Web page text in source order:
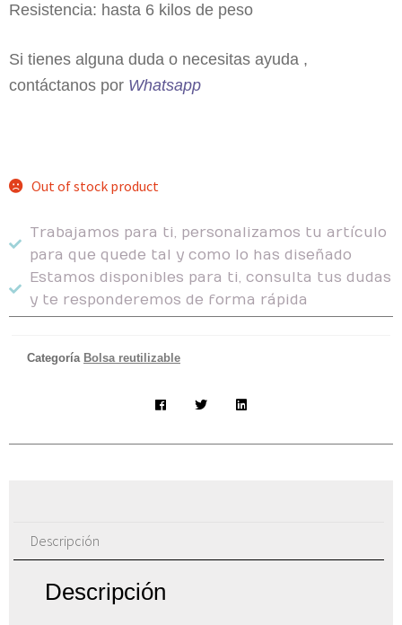
Resistencia: hasta 6 kilos de peso
Si tienes alguna duda o necesitas ayuda ,
contáctanos por Whatsapp
Out of stock product
Trabajamos para ti, personalizamos tu artículo
para que quede tal y como lo has diseñado
Estamos disponibles para ti, consulta tus dudas
y te responderemos de forma rápida
Categoría Bolsa reutilizable
Descripción
Descripción